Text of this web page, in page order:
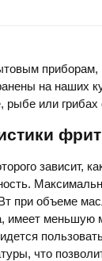
приборам,
на наших
рыбе или
зависит,
при объеме
имеет меньшую
что